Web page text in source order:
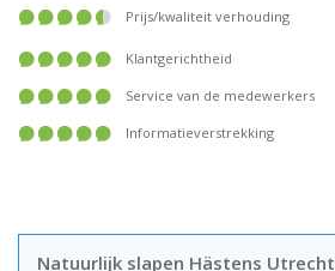
prijs/kwaliteit verhouding
klantgerichtheid
service van de medewerkers
informatieverstrekking
Natuurlijk slapen Hästens Utrecht